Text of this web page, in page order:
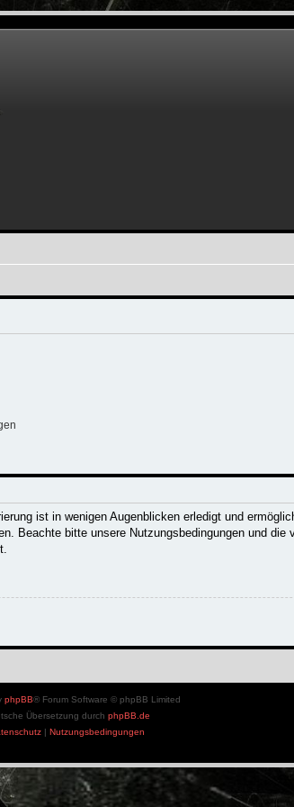
ist in wenigen Augenblicken erledigt und
Beachte bitte unsere Nutzungsbedingungen und die
phpBB® Forum Software © phpBB Limited
Übersetzung durch phpBB.de
| Nutzungsbedingungen